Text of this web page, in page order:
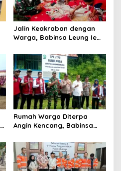
Jalin Keakraban dengan
Warga, Babinsa Leung Ie
Wilayah Binaan
Rumah Warga Diterpa
Angin Kencang, Babinsa
Penyaluran Bantuan Masa
Panik